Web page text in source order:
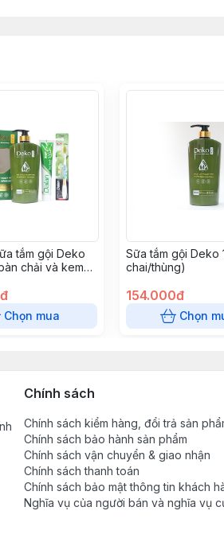
tắm gội Deko
chải và kem
Chọn mua
Sữa tắm gội Deko
chai/thùng)
154.000đ
Chọn
Chính sách
Chính sách kiểm hàng, đổi trả sản
Chính sách bảo hành sản phẩm
Chính sách vận chuyển & giao nhận
Chính sách thanh toán
Chính sách bảo mật thông tin khách
Nghĩa vụ của người bán và nghĩa vụ